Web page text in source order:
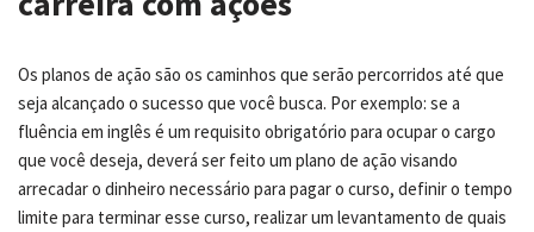
Os planos de ação são os caminhos que serão percorridos até que
seja alcançado o sucesso que você busca. Por exemplo: se a
fluência em inglês é um requisito obrigatório para ocupar o cargo
que você deseja, deverá ser feito um plano de ação visando
arrecadar o dinheiro necessário para pagar o curso, definir o tempo
limite para terminar esse curso, realizar um levantamento de quais